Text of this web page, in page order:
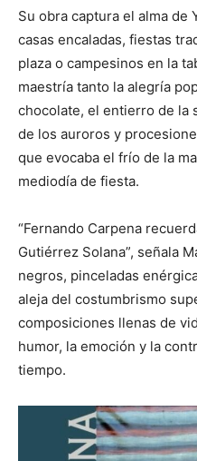
Su obra captura el alma de
casas encaladas, fiestas
plaza o campesinos en la
maestría tanto la alegría
chocolate, el entierro de la
de los auroros y
que evocaba el frío de la
mediodía de fiesta.
“Fernando Carpena
Gutiérrez Solana”, señala
negros, pinceladas
aleja del costumbrismo
composiciones llenas de
humor, la emoción y la
tiempo.